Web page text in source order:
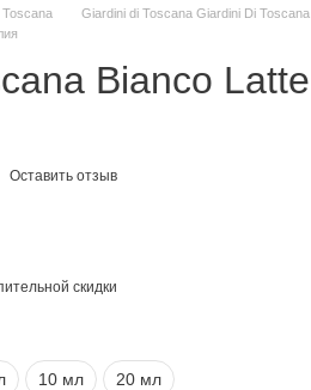
Toscana
Giardini di Toscana Giardini Di Toscana
Bianco
Оставить отзыв
скидки
10 мл 20 мл